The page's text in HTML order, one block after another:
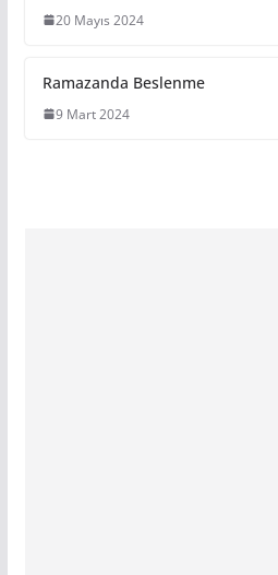
20 Mayıs 2024
Ramazanda Beslenme
9 Mart 2024